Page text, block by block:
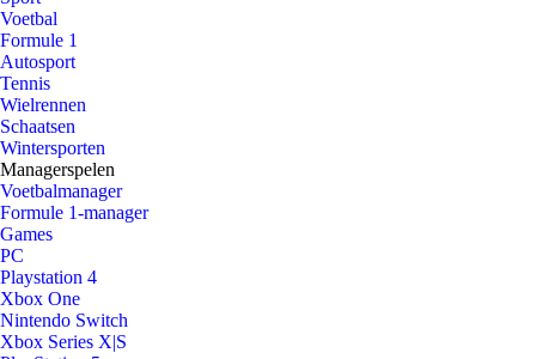
Voetbal
Formule 1
Autosport
Tennis
Wielrennen
Schaatsen
Wintersporten
Managerspelen
Voetbalmanager
Formule 1-manager
Games
PC
Playstation 4
Xbox One
Nintendo Switch
Xbox Series X|S